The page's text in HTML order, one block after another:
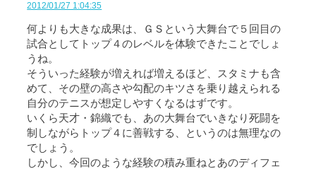
2012/01/27 1:04:35
何よりも大きな成果は、ＧＳという大舞台で５回目の
試合としてトップ４のレベルを体験できたことでしょ
うね。
そういった経験が増えれば増えるほど、スタミナも含
めて、その壁の高さや勾配のキツさを乗り越えられる
自分のテニスが想定しやすくなるはずです。
いくら天才・錦織でも、あの大舞台でいきなり死闘を
制しながらトップ４に善戦する、というのは無理なの
でしょう。
しかし、今回のような経験の積み重ねとあのディフェ